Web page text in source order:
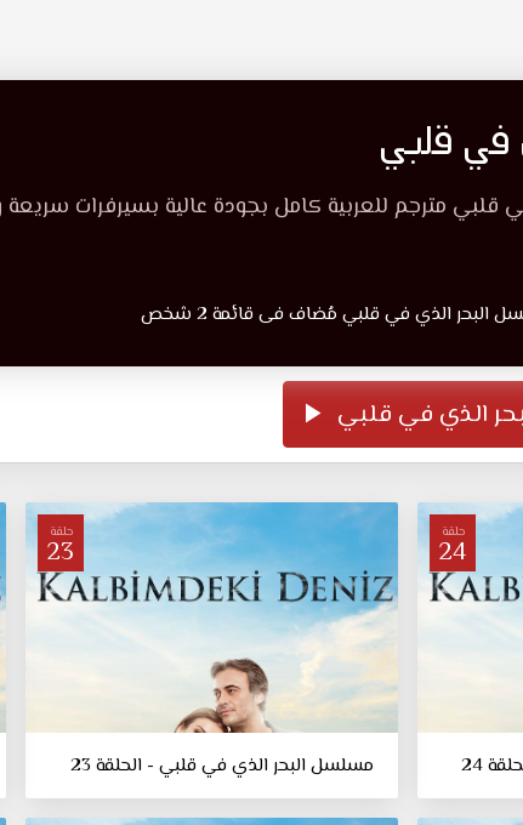
في قلبي
مترجم للعربية كامل بجودة عالية بسيرفرات
البحر الذي في قلبي مُضاف فى قائمة 2 شخص
الذي في قلبي
حلقة
24
24
حلقة
23
مسلسل البحر الذي في قلبي - الحلقة 23